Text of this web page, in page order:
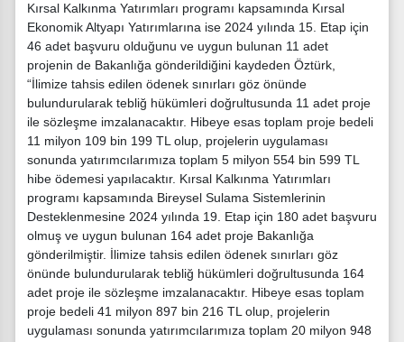
Kırsal Kalkınma Yatırımları programı kapsamında Kırsal
Ekonomik Altyapı Yatırımlarına ise 2024 yılında 15. Etap için
46 adet başvuru olduğunu ve uygun bulunan 11 adet
projenin de Bakanlığa gönderildiğini kaydeden Öztürk,
“İlimize tahsis edilen ödenek sınırları göz önünde
bulundurularak tebliğ hükümleri doğrultusunda 11 adet proje
ile sözleşme imzalanacaktır. Hibeye esas toplam proje bedeli
11 milyon 109 bin 199 TL olup, projelerin uygulaması
sonunda yatırımcılarımıza toplam 5 milyon 554 bin 599 TL
hibe ödemesi yapılacaktır. Kırsal Kalkınma Yatırımları
programı kapsamında Bireysel Sulama Sistemlerinin
Desteklenmesine 2024 yılında 19. Etap için 180 adet başvuru
olmuş ve uygun bulunan 164 adet proje Bakanlığa
gönderilmiştir. İlimize tahsis edilen ödenek sınırları göz
önünde bulundurularak tebliğ hükümleri doğrultusunda 164
adet proje ile sözleşme imzalanacaktır. Hibeye esas toplam
proje bedeli 41 milyon 897 bin 216 TL olup, projelerin
uygulaması sonunda yatırımcılarımıza toplam 20 milyon 948